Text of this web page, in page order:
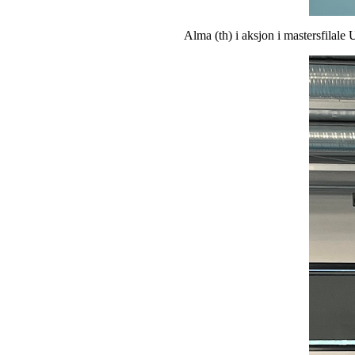
Alma (th) i aksjon i mastersfilale